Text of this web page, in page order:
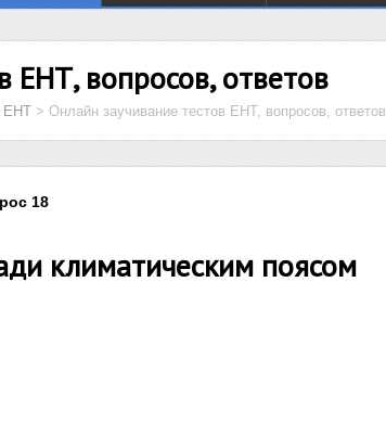
ЕНТ, вопросов, ответов
ЕНТ > Онлайн заучивание тестов ЕНТ, вопросов, ответов
18
климатическим поясом